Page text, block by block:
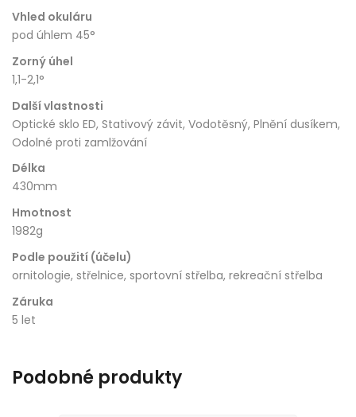
Vhled okuláru
pod úhlem 45°
Zorný úhel
1,1-2,1°
Další vlastnosti
Optické sklo ED, Stativový závit, Vodotěsný, Plnění dusíkem,
Odolné proti zamlžování
Délka
430mm
Hmotnost
1982g
Podle použití (účelu)
ornitologie, střelnice, sportovní střelba, rekreační střelba
Záruka
5 let
Podobné produkty